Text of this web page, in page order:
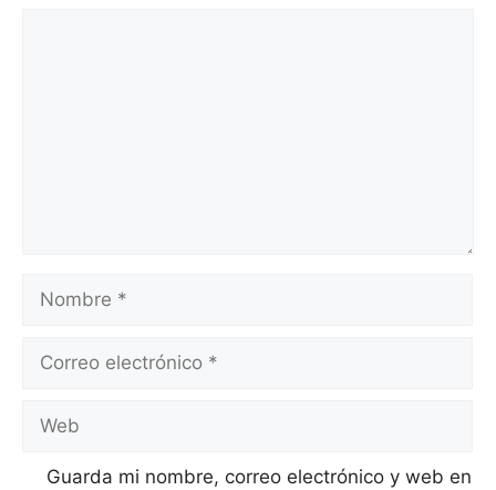
Guarda mi nombre, correo electrónico y web en